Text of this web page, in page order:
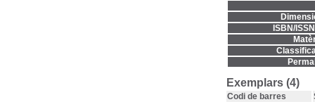
ISBN/
Exemplars (4)
Codi de barres